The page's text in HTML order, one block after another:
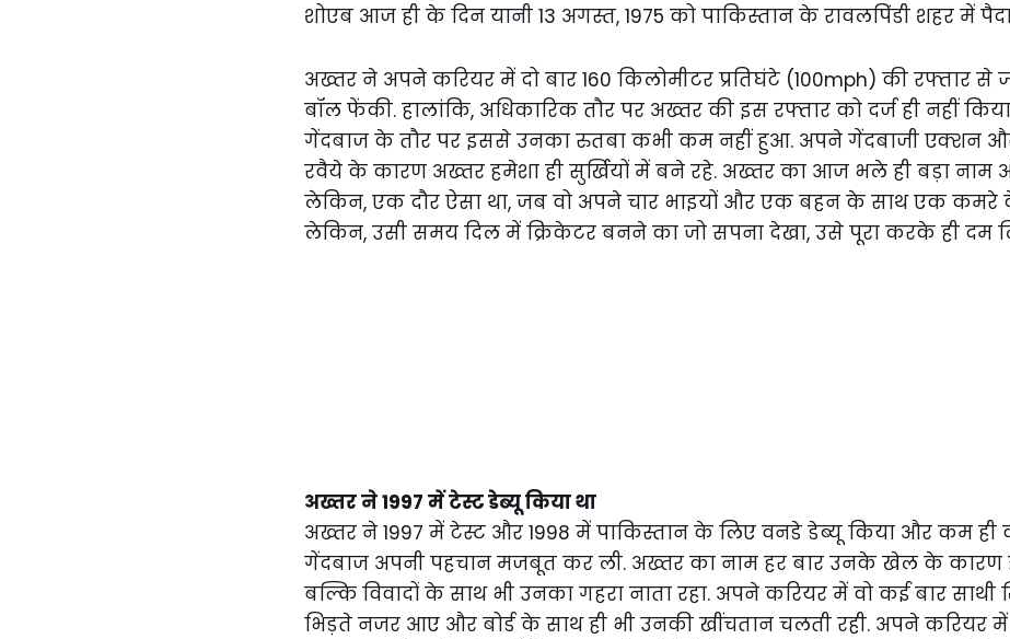
शोएब आज ही के दिन यानी 13 अगस्त, 1975 को पाकिस्तान के रावलपिंडी शहर में
अख्तर ने अपने करियर में दो बार 160 किलोमीटर प्रतिघंटे (100mph) की रफ्तार से
बॉल फेंकी. हालांकि, अधिकारिक तौर पर अख्तर की इस रफ्तार को दर्ज ही नहीं
गेंदबाज के तौर पर इससे उनका रुतबा कभी कम नहीं हुआ. अपने गेंदबाजी एक्शन
रवैये के कारण अख्तर हमेशा ही सुर्खियों में बने रहे. अख्तर का आज भले ही बड़ा नाम
लेकिन, एक दौर ऐसा था, जब वो अपने चार भाइयों और एक बहन के साथ एक कमरे
लेकिन, उसी समय दिल में क्रिकेटर बनने का जो सपना देखा, उसे पूरा करके ही दम
अख्तर ने 1997 में टेस्ट डेब्यू किया था
अख्तर ने 1997 में टेस्ट और 1998 में पाकिस्तान के लिए वनडे डेब्यू किया और कम ही
गेंदबाज अपनी पहचान मजबूत कर ली. अख्तर का नाम हर बार उनके खेल के कारण ही
बल्कि विवादों के साथ भी उनका गहरा नाता रहा. अपने करियर में वो कई बार साथी
भिड़ते नजर आए और बोर्ड के साथ ही भी उनकी खींचतान चलती रही. अपने